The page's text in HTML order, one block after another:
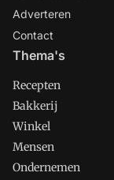
Adverteren
Contact
Thema's
Recepten
Bakkerij
Winkel
Mensen
Ondernemen